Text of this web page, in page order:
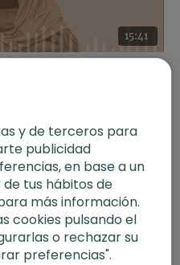
15:41
y de terceros para
publicidad
en base a un
tus hábitos de
más información.
cookies pulsando el
o rechazar su
preferencias".